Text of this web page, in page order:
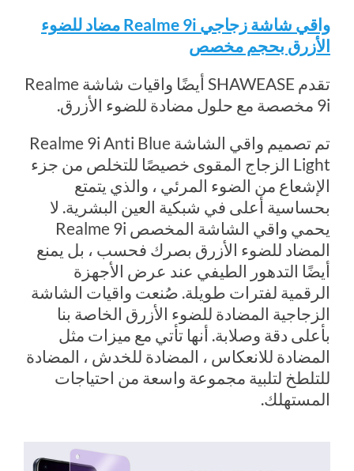
واقي شاشة زجاجي Realme 9i مضاد للضوء
الأزرق بحجم مخصص
تقدم SHAWEASE أيضًا واقيات شاشة Realme
9i مخصصة مع حلول مضادة للضوء الأزرق.
تم تصميم واقي الشاشة Realme 9i Anti Blue
Light الزجاج المقوى خصيصًا للتخلص من جزء
الإشعاع من الضوء المرئي ، والذي يتمتع
بحساسية أعلى في شبكية العين البشرية. لا
يحمي واقي الشاشة المخصص Realme 9i
المضاد للضوء الأزرق بصرك فحسب ، بل يمنع
أيضًا التدهور الطيفي عند عرض الأجهزة
الرقمية لفترات طويلة. صُنعت واقيات الشاشة
الزجاجية المضادة للضوء الأزرق الخاصة بنا
بأعلى دقة وصلابة. أنها تأتي مع ميزات مثل
المضادة للانعكاس ، المضادة للخدش ، المضادة
للتلطخ لتلبية مجموعة واسعة من احتياجات
المستهلك.